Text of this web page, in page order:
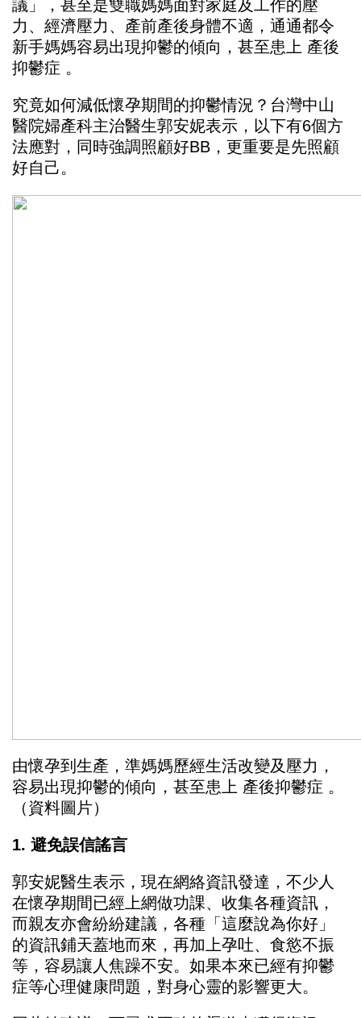
議」，甚至是雙職媽媽面對家庭及工作的壓
力、經濟壓力、產前產後身體不適，通通都令
新手媽媽容易出現抑鬱的傾向，甚至患上 產後
抑鬱症 。
究竟如何減低懷孕期間的抑鬱情況？台灣中山
醫院婦產科主治醫生郭安妮表示，以下有6個方
法應對，同時強調照顧好BB，更重要是先照顧
好自己。
由懷孕到生產，準媽媽歷經生活改變及壓力，
容易出現抑鬱的傾向，甚至患上 產後抑鬱症 。
（資料圖片）
1. 避免誤信謠言
郭安妮醫生表示，現在網絡資訊發達，不少人
在懷孕期間已經上網做功課、收集各種資訊，
而親友亦會紛紛建議，各種「這麼說為你好」
的資訊鋪天蓋地而來，再加上孕吐、食慾不振
等，容易讓人焦躁不安。如果本來已經有抑鬱
症等心理健康問題，對身心靈的影響更大。